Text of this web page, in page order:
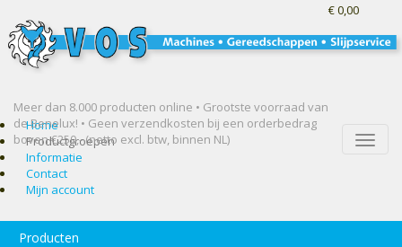
Meer dan 8.000 producten online • Grootste voorraad van
de Benelux! • Geen verzendkosten bij een orderbedrag
boven €250,- (netto excl. btw, binnen NL)
€ 0,00
Toggle
Home
Productgroepen
Informatie
Contact
Mijn account
Producten